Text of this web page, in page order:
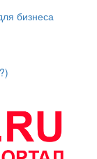
бизнеса